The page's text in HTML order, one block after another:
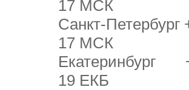
17 МСК
Санкт-
17 МСК
Екатеринбург
19 ЕКБ